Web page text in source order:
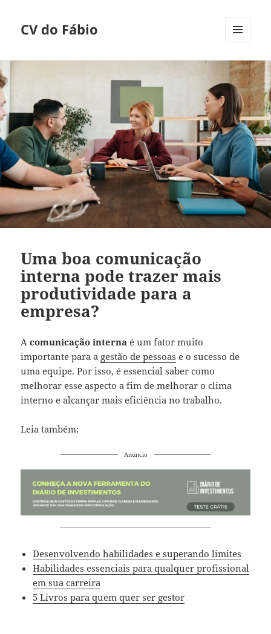
CV do Fábio
WIDGETS
Uma boa comunicação
interna pode trazer mais
produtividade para a
empresa?
Acomunicação interna é um fator muito
importante para a gestão de pessoas e o sucesso de
uma equipe. Por isso, é essencial saber como
melhorar esse aspecto a fim de melhorar o clima
interno e alcançar mais eficiência no trabalho.
Leia também:
Anúncio
Desenvolvendo habilidades e superando limites
Habilidades essenciais para qualquer profissional
em sua carreira
5 Livros para quem quer ser gestor